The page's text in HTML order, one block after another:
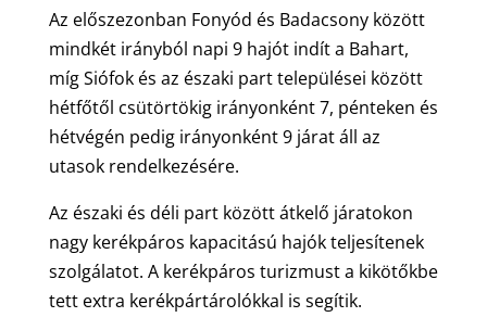
Az előszezonban Fonyód és Badacsony között
mindkét irányból napi 9 hajót indít a Bahart,
míg Siófok és az északi part települései között
hétfőtől csütörtökig irányonként 7, pénteken és
hétvégén pedig irányonként 9 járat áll az
utasok rendelkezésére.
Az északi és déli part között átkelő járatokon
nagy kerékpáros kapacitású hajók teljesítenek
szolgálatot. A kerékpáros turizmust a kikötőkbe
tett extra kerékpártárolókkal is segítik.